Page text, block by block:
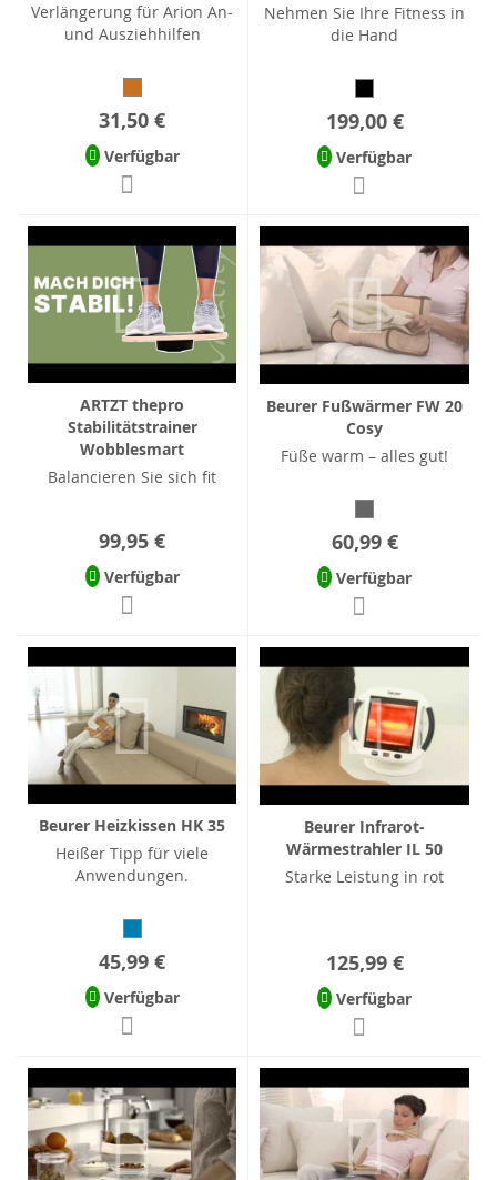
Verlängerung für Arion An-
und Ausziehhilfen
31,50 €
Verfügbar
Nehmen Sie Ihre Fitness in
die Hand
199,00 €
Verfügbar
ARTZT thepro
Stabilitätstrainer
Wobblesmart
Balancieren Sie sich fit
99,95 €
Verfügbar
Beurer Fußwärmer FW 20
Cosy
Füße warm – alles gut!
60,99 €
Verfügbar
Beurer Heizkissen HK 35
Heißer Tipp für viele
Anwendungen.
45,99 €
Verfügbar
Beurer Infrarot-
Wärmestrahler IL 50
Starke Leistung in rot
125,99 €
Verfügbar